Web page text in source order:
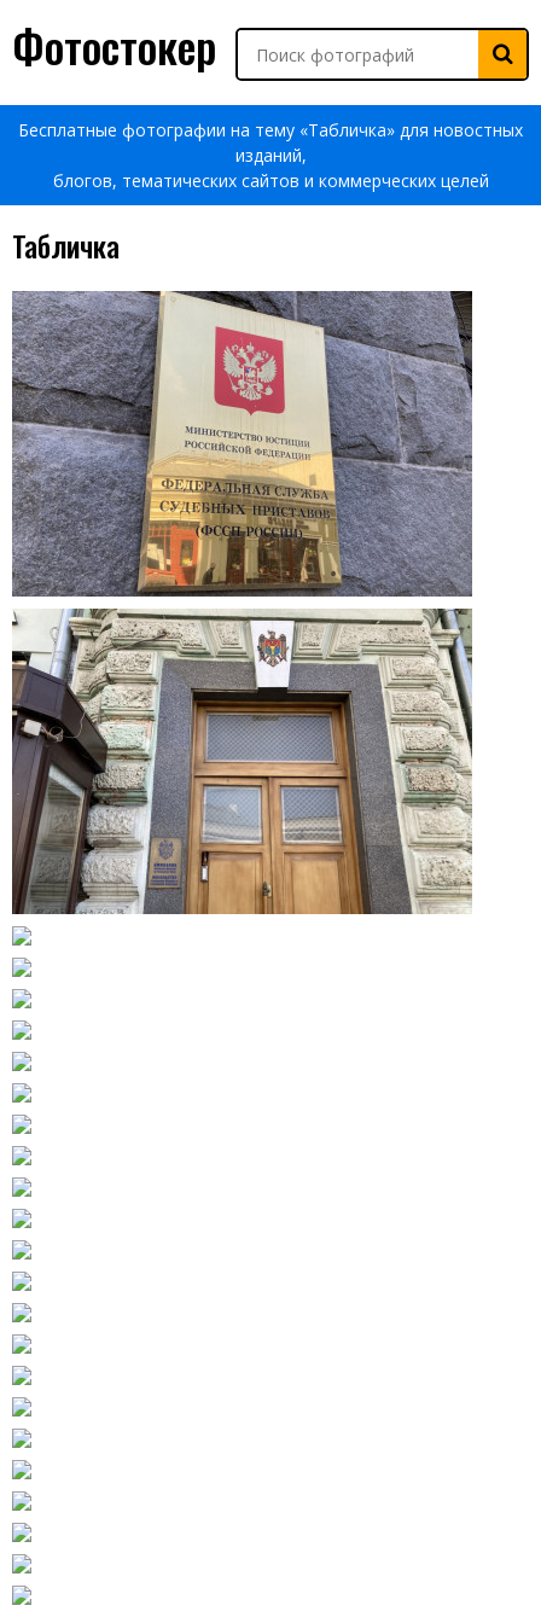
Фотостокер
Бесплатные фотографии на тему «Табличка» для новостных
изданий,
блогов, тематических сайтов и коммерческих целей
Табличка